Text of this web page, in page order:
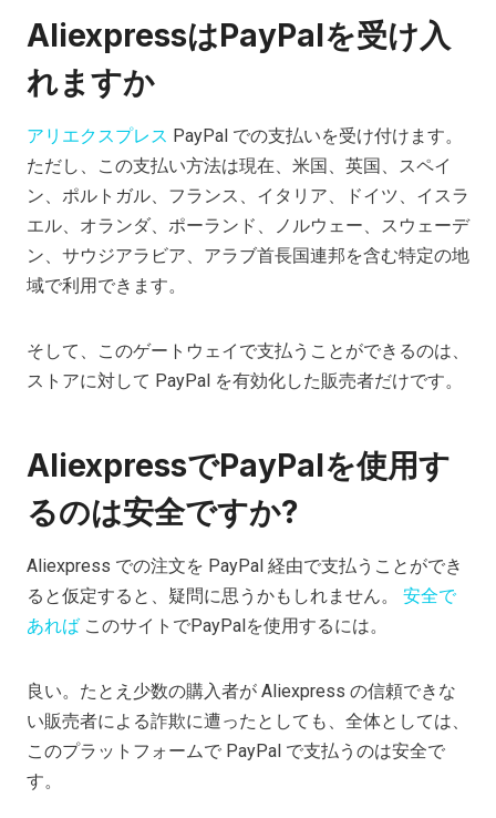
AliexpressはPayPalを受け入
れますか
アリエクスプレス PayPal での支払いを受け付けます。
ただし、この支払い方法は現在、米国、英国、スペイ
ン、ポルトガル、フランス、イタリア、ドイツ、イスラ
エル、オランダ、ポーランド、ノルウェー、スウェーデ
ン、サウジアラビア、アラブ首長国連邦を含む特定の地
域で利用できます。
そして、このゲートウェイで支払うことができるのは、
ストアに対して PayPal を有効化した販売者だけです。
AliexpressでPayPalを使用す
るのは安全ですか?
Aliexpress での注文を PayPal 経由で支払うことができ
ると仮定すると、疑問に思うかもしれません。 安全で
あれば このサイトでPayPalを使用するには。
良い。たとえ少数の購入者が Aliexpress の信頼できな
い販売者による詐欺に遭ったとしても、全体としては、
このプラットフォームで PayPal で支払うのは安全で
す。